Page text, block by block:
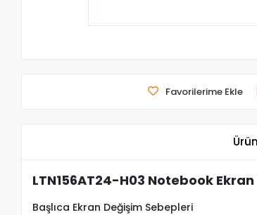
Favorilerime Ekle
LTN156AT24-H03 Notebook
Başlıca Ekran Değişim Sebepleri